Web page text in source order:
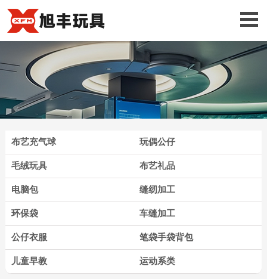
布艺充气球 玩偶公仔
毛绒玩具 布艺礼品
电脑包 缝纫加工
环保袋 车缝加工
公仔衣服 笔袋手袋背包
儿童早教 运动系类